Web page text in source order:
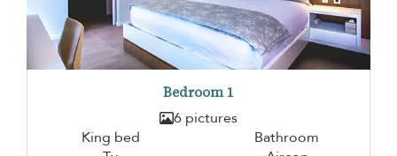
Bedroom 1
6 pictures
King bed
Bathroom